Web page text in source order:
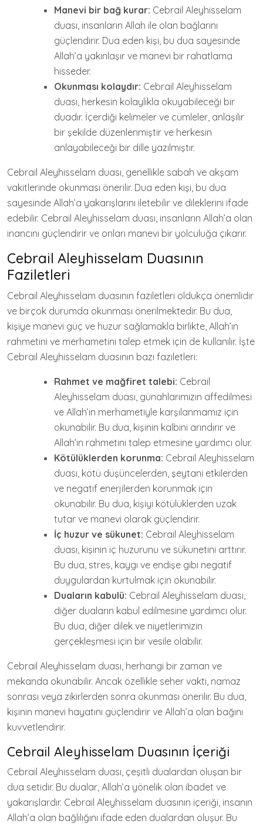
Manevi bir bağ kurar: Cebrail Aleyhisselam
duası, insanların Allah ile olan bağlarını
güçlendirir. Dua eden kişi, bu dua sayesinde
Allah’a yakınlaşır ve manevi bir rahatlama
hisseder.
Okunması kolaydır: Cebrail Aleyhisselam
duası, herkesin kolaylıkla okuyabileceği bir
duadır. İçerdiği kelimeler ve cümleler, anlaşılır
bir şekilde düzenlenmiştir ve herkesin
anlayabileceği bir dille yazılmıştır.
Cebrail Aleyhisselam duası, genellikle sabah ve akşam
vakitlerinde okunması önerilir. Dua eden kişi, bu dua
sayesinde Allah’a yakarışlarını iletebilir ve dileklerini ifade
edebilir. Cebrail Aleyhisselam duası, insanların Allah’a olan
inancını güçlendirir ve onları manevi bir yolculuğa çıkarır.
Cebrail Aleyhisselam Duasının
Faziletleri
Cebrail Aleyhisselam duasının faziletleri oldukça önemlidir
ve birçok durumda okunması önerilmektedir. Bu dua,
kişiye manevi güç ve huzur sağlamakla birlikte, Allah’ın
rahmetini ve merhametini talep etmek için de kullanılır. İşte
Cebrail Aleyhisselam duasının bazı faziletleri:
Rahmet ve mağfiret talebi: Cebrail
Aleyhisselam duası, günahlarımızın affedilmesi
ve Allah’ın merhametiyle karşılanmamız için
okunabilir. Bu dua, kişinin kalbini arındırır ve
Allah’ın rahmetini talep etmesine yardımcı olur.
Kötülüklerden korunma: Cebrail Aleyhisselam
duası, kötü düşüncelerden, şeytani etkilerden
ve negatif enerjilerden korunmak için
okunabilir. Bu dua, kişiyi kötülüklerden uzak
tutar ve manevi olarak güçlendirir.
İç huzur ve sükunet: Cebrail Aleyhisselam
duası, kişinin iç huzurunu ve sükunetini arttırır.
Bu dua, stres, kaygı ve endişe gibi negatif
duygulardan kurtulmak için okunabilir.
Duaların kabulü: Cebrail Aleyhisselam duası,
diğer duaların kabul edilmesine yardımcı olur.
Bu dua, diğer dilek ve niyetlerimizin
gerçekleşmesi için bir vesile olabilir.
Cebrail Aleyhisselam duası, herhangi bir zaman ve
mekanda okunabilir. Ancak özellikle seher vakti, namaz
sonrası veya zikirlerden sonra okunması önerilir. Bu dua,
kişinin manevi hayatını güçlendirir ve Allah’a olan bağını
kuvvetlendirir.
Cebrail Aleyhisselam Duasının İçeriği
Cebrail Aleyhisselam duası, çeşitli dualardan oluşan bir
dua setidir. Bu dualar, Allah’a yönelik olan ibadet ve
yakarışlardır. Cebrail Aleyhisselam duasının içeriği, insanın
Allah’a olan bağlılığını ifade eden dualardan oluşur. Bu